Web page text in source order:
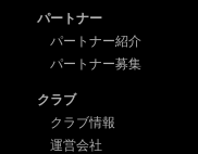
パートナー
パートナー紹介
パートナー募集
クラブ
クラブ情報
運営会社